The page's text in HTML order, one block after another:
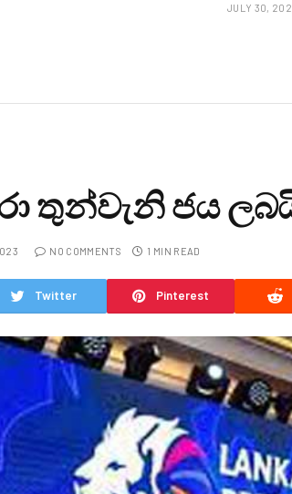
JULY 30,
තුන්වැනි ජය
NO COMMENTS 1 MIN READ
Twitter Pinterest